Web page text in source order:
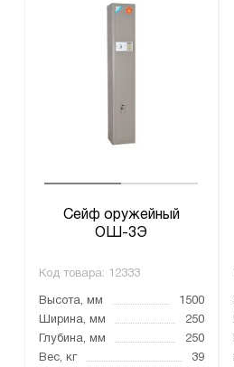
Сейф оружейный
ОШ-3Э
Код товара: 12333
Высота, мм
1500
Ширина, мм
250
Глубина, мм
250
Вес, кг
39